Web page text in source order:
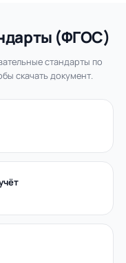
(ФГОС)
стандарты по
скачать документ.